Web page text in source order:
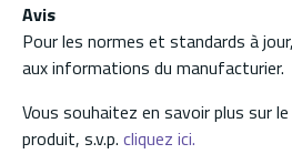
Avis
Pour les normes et standards à
aux informations du manufacturier.
Vous souhaitez en savoir plus sur
produit, s.v.p. cliquez ici.